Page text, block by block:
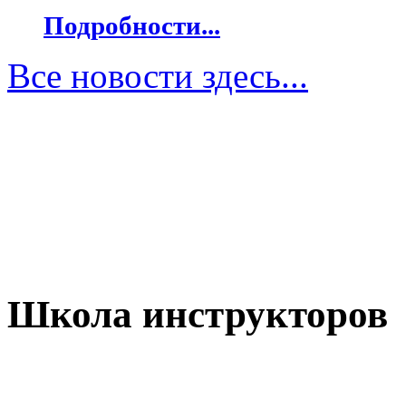
Подробности...
Все новости здесь...
Школа инструкторов